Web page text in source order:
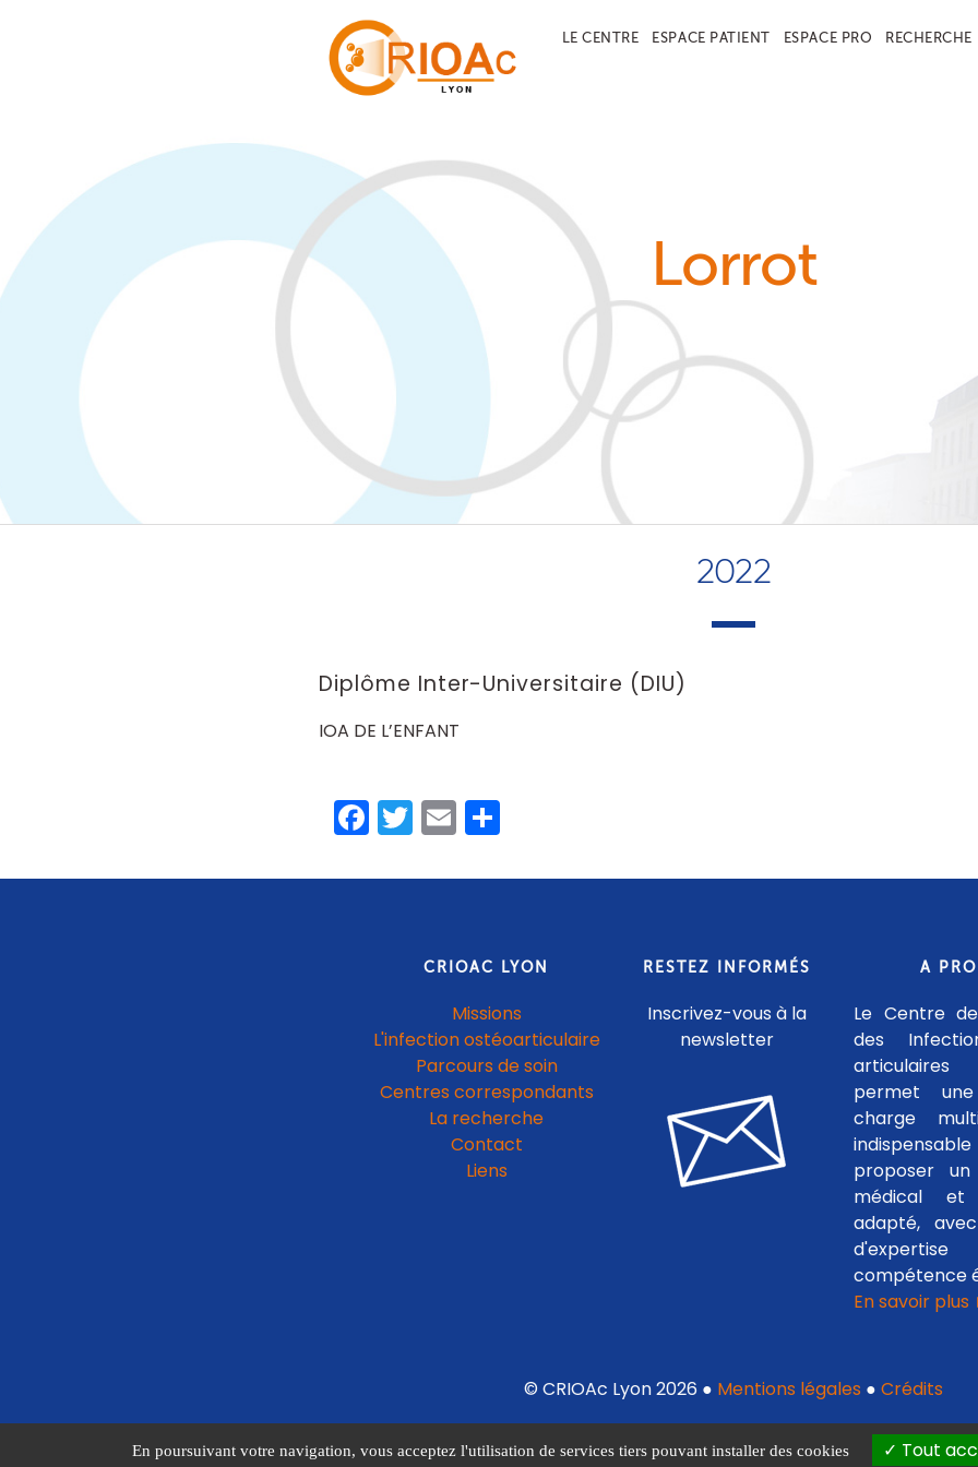
LE CENTRE ESPACE PATIENT ESPACE PRO RECHERCHE
Lorrot
2022
Diplôme Inter-Universitaire (DIU)
IOA DE L’ENFANT
Facebook
Twitter
Email
CRIOAC LYON
Missions
L'infection ostéoarticulaire
Parcours de soin
Centres correspondants
La recherche
Contact
Liens
RESTEZ INFORMÉS
Inscrivez-vous à la
newsletter
A
Le Centre
des
articulaires
permet
charge
proposer
médical et
adapté,
compétence
En savoir
© CRIOAc Lyon 2026 ● Mentions légales ● Crédits
En poursuivant votre navigation, vous acceptez l'utilisation de services tiers pouvant installer des cookies Tout